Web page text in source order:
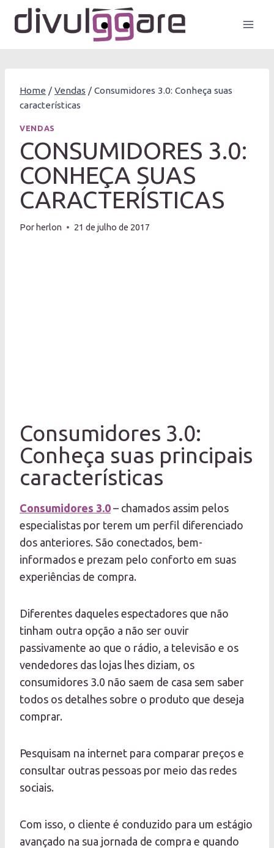
para
Home / Vendas / Consumidores 3.0: Conheça suas
características
VENDAS
CONSUMIDORES 3.0:
CONHEÇA SUAS
CARACTERÍSTICAS
Por herlon 21 de julho de 2017
Consumidores 3.0:
Conheça suas principais
características
Consumidores 3.0 – chamados assim pelos
especialistas por terem um perfil diferenciado
dos anteriores. São conectados, bem-
informados e prezam pelo conforto em suas
experiências de compra.
Diferentes daqueles espectadores que não
tinham outra opção a não ser ouvir
passivamente ao que o rádio, a televisão e os
vendedores das lojas lhes diziam, os
consumidores 3.0 não saem de casa sem saber
todos os detalhes sobre o produto que deseja
comprar.
Pesquisam na internet para comparar preços e
consultar outras pessoas por meio das redes
sociais.
Com isso, o cliente é conduzido para um estágio
avançado na sua jornada de compra e quando